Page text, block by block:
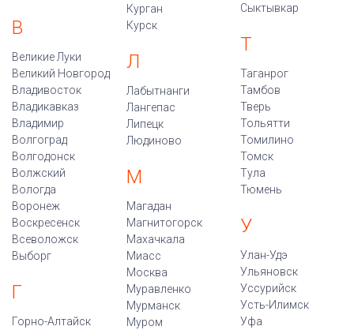
В
Великие Луки
Великий Новгород
Владивосток
Владикавказ
Владимир
Волгоград
Волгодонск
Волжский
Вологда
Воронеж
Воскресенск
Всеволожск
Выборг
Г
Горно-Алтайск
Курган
Курск
Л
Лабытнанги
Лангепас
Липецк
Людиново
М
Магадан
Магнитогорск
Махачкала
Миасс
Москва
Муравленко
Мурманск
Муром
Сыктывкар
Т
Таганрог
Тамбов
Тверь
Тольятти
Томилино
Томск
Тула
Тюмень
У
Улан-Удэ
Ульяновск
Уссурийск
Усть-Илимск
Уфа